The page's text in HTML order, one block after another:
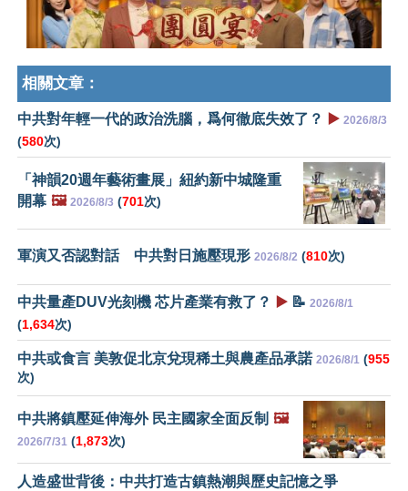
相關文章：
中共對年輕一代的政治洗腦，爲何徹底失效了？ ▶️ 2026/8/3
(580次)
「神韻20週年藝術畫展」紐約新中城隆重
開幕 🖼️ 2026/8/3 (701次)
軍演又否認對話 中共對日施壓現形 2026/8/2 (810次)
中共量產DUV光刻機 芯片產業有救了？ ▶️ 📝 2026/8/1
(1,634次)
中共或食言 美敦促北京兌現稀土與農產品承諾 2026/8/1 (955
次)
中共將鎮壓延伸海外 民主國家全面反制 🖼️
2026/7/31 (1,873次)
人造盛世背後：中共打造古鎮熱潮與歷史記憶之爭